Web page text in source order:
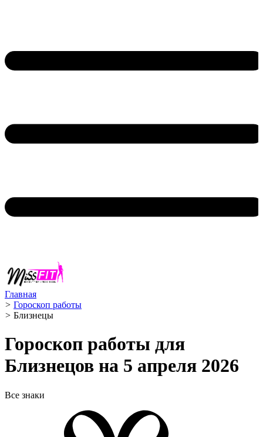
Главная
> Гороскоп работы
> Близнецы ️
Гороскоп работы для
Близнецов на 5 апреля 2026
Все знаки